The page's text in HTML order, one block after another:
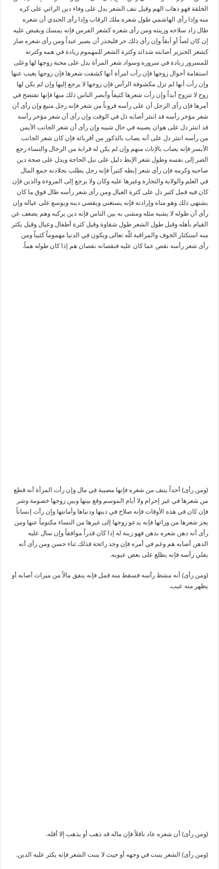
الخلقة فهو ذهاب الهم وقيل نتف الشعر يدل على وفاء دين الرائي على كره
منه وإذا رأى الهاشمي طول شعره ملك الرقاب وإذا رأى الجندي أن شعره
طال زاد سلاحه وزينته ومن رأى شعره كشعر الفرس فإنه يمسك ويقبض عليه
إن كان لصاً أو آبقاً وإن رأى ذلك حر فليحذر أن يصير عبداً ومن رأى شعره صار
كشعر الخنزير أصابته شدائد وكثرة الشعر للمهموم زيادة في همه وكثرته
للمسرور زيادة في سروره وسواد شعر المرأة يدل على محبة زوجها لها وعلى
استقامة أحوال زوجها فإن رأت امرأة أنها كشفت شعرها فإن زوجها يغيب عنها
وإن رأت أنها لم تزل مكشوفة الرأس فإن زوجها لا يرجع إليها وإن لم يكن لها
زوج لا تتزوج أبداً وإن رأت شعرها كثيفاً وأبصر الناس ذلك منها فإنها تفتضح في
أمرها فإن رأى الرجل أن على رأسه قروناً من شعر فإنه رجل منيع وإن رأى أن
شعر مؤخر رأسه قد انتثر أصابه ذل في الوقت وإن رأى أن شعر مؤخر رأسه
قد انتثر دل على هوان يصيبه في حال شيبه وإن رأى أن شعر الجانب الأيمن
من رأسه انتثر دل على أنه يصاب بالذكور من أقربائه فإن كان شعر الجانب
الأيسر فإنه يصاب بالإناث منهم وإن لم يكن له قرابة من الرجال والنساء رجع
الضر إلى نفسه وطول شعر الإبط دليل على نيل الحاجة ويدل على صحة دين
صاحبه وكرمه فإن رأى شعر إبطه كثيراً فإنه رجل يطلب بجلادته جمع المال
في العلم والولاية والتجارة وغيرها عليه وكان ولا يرجع إلى المروءة والدين فإن
كان فيه قمل كثير دل على كثرة العيال ومن رأى شعر رأسه طال فوق ما كان
يشتهي ذلك وهو مناه وإرادته فإنه يستغني ويقضي دينه ويوسع على عياله وإن
رأى أن طوله لا يشبه مثله ومشى به بين الناس فإنه دين يركبه وهم يضعف عن
القيام بأهله وقيل طول الشعر طول شقاوة وقيل كثرة أطفال وعيال وقيل يكثر
منه استكثار الخوف والمراقبة للّه تعالى ويكون في الدنيا مهموماً كئيباً ومن
رأى شعر رأسه نقص عما كان عليه فنقصانه نقصان هم إذا كان طوله هماً.
(ومن رأى) أحداً ينتف من شعره فإنها مصيبة في مال وإن رأت المرأة أنه قطع
من شعرها في غير إحرام ولا أيام الموسم وقع بينها وبين زوجها خصومة وشر
فإن كان في هذه الأوقات فإنه صلاح في دينها ودنياها وأمانتها وإن رأت إنساناً
يجز شعرها من ورائها فإنه يدعو زوجها إلى غيرها من النساء مكتوماً عنها ومن
رأى أنه دهن شعره بدهن فهو زينة له إذا كان قدراً موافقاً وإن سال عليه
الدهن أصابه هم وغم في أمره فإن وجد رائحة فذلك ثناء حسن ومن رأى أنه
يفلي رأسه فإنه يطلع على بعض عيوبه.
(ومن رأى) أنه مشط رأسه فسقط منه قمل فإنه ينفق مالاً من ميراث أصابه أو
يظهر منه عيب.
(ومن رأى) أن شعره عاد باقلاً فإن ماله قد ذهب أو يذهب إلا أقله.
(ومن رأى) الشعر ينبت في وجهه أو حيث لا ينبت الشعر فإنه يكثر عليه الدين.